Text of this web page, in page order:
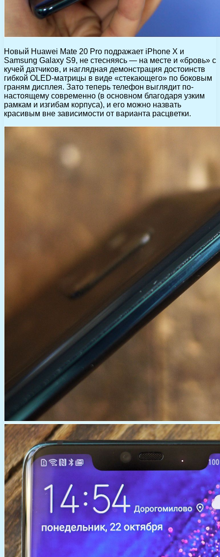
Новый Huawei Mate 20 Pro подражает iPhone X и
Samsung Galaxy S9, не стесняясь — на месте и «бровь» с
кучей датчиков, и наглядная демонстрация достоинств
гибкой OLED-матрицы в виде «стекающего» по боковым
граням дисплея. Зато теперь телефон выглядит по-
настоящему современно (в основном благодаря узким
рамкам и изгибам корпуса), и его можно назвать
красивым вне зависимости от варианта расцветки.